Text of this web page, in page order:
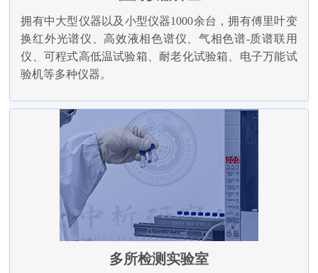
拥有中大型仪器以及小型仪器1000余台，拥有傅里叶变
换红外光谱仪、高效液相色谱仪、气相色谱-质谱联用
仪、可程式高低温试验箱、耐老化试验箱、电子万能试
验机等多种仪器。
多所检测实验室